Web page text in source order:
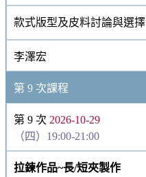
款式版型及皮料討論與選擇
李澤宏
第 9 次課程
第 9 次 2026-10-29
（四）19:00-21:00
拉鍊作品~長/短夾製作